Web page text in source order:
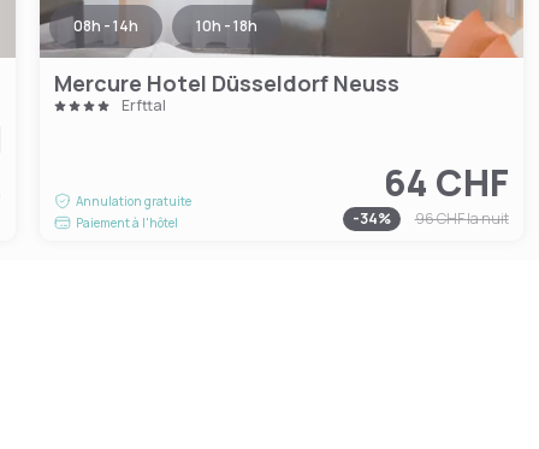
08h - 14h 10h - 18h
Mercure Hotel Düsseldorf Neuss
Erfttal
Annulation gratuite
Paiement à l'hôtel
64 CHF
-34% 96 CHFla nuit